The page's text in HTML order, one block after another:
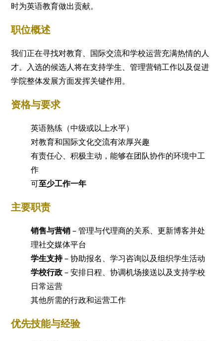
时为英语教育做出贡献。
职位概述
我们正在寻找对教育、国际交流和学校运营充满热情的人
才。入选的候选人将在支持学生、管理营销工作以及促进
学院整体发展方面发挥关键作用。
资格与要求
英语熟练（中级或以上水平）
对教育和国际文化交流有浓厚兴趣
有责任心、积极主动，能够在团队协作的环境中工
作
可至少工作一年
主要职责
销售与营销– 管理与代理商的关系、更新博客并处
理社交媒体平台
学生支持– 协助报名、学习咨询以及组织学生活动
学校行政– 安排日程、协调机场接送以及支持学校
日常运营
其他所需的行政和运营工作
优先技能与经验